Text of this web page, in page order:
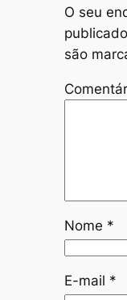
O seu
são
Nome *
E-mail *